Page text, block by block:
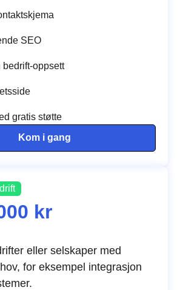
SEO
bedrift-oppsett
gratis støtte
Kom i gang
kr
eller selskaper med
for eksempel integrasjon